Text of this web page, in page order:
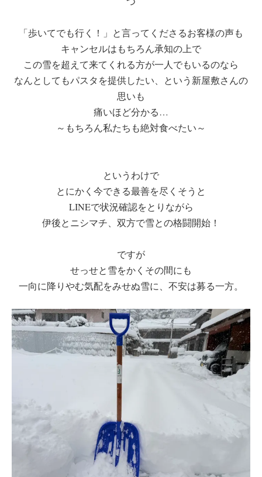
「歩いてでも行く！」と言ってくださるお客様の声も
キャンセルはもちろん承知の上で
この雪を超えて来てくれる方が一人でもいるのなら
なんとしてもパスタを提供したい、という新屋敷さんの
思いも
痛いほど分かる…
～もちろん私たちも絶対食べたい～
というわけで
とにかく今できる最善を尽くそうと
LINEで状況確認をとりながら
伊後とニシマチ、双方で雪との格闘開始！
ですが
せっせと雪をかくその間にも
一向に降りやむ気配をみせぬ雪に、不安は募る一方。